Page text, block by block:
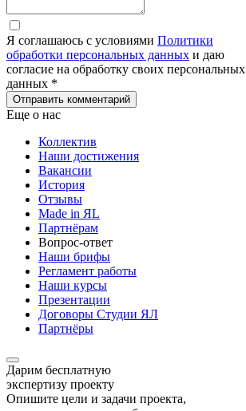
Я соглашаюсь с условиями Политики
обработки персональных данных и даю
согласие на обработку своих персональных
данных *
Отправить комментарий
Еще о нас
Коллектив
Наши достижения
Вакансии
История
Отзывы
Made in ЯL
Партнёрам
Вопрос-ответ
Наши брифы
Регламент работы
Наши курсы
Презентации
Договоры Студии ЯЛ
Партнёры
Дарим бесплатную
экспертизу проекту
Опишите цели и задачи проекта,